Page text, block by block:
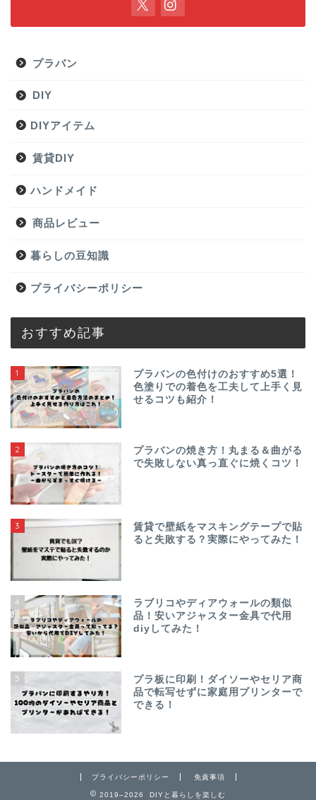
プラバン
DIY
DIYアイテム
賃貸DIY
ハンドメイド
商品レビュー
暮らしの豆知識
プライバシーポリシー
おすすめ記事
1
プラバンの色付けのおすすめ5選！
色塗りでの着色を工夫して上手く見
せるコツも紹介！
2
プラバンの焼き方！丸まる＆曲がる
で失敗しない真っ直ぐに焼くコツ！
3
賃貸で壁紙をマスキングテープで貼
ると失敗する？実際にやってみた！
4
ラブリコやディアウォールの類似
品！安いアジャスター金具で代用
diyしてみた！
5
プラ板に印刷！ダイソーやセリア商
品で転写せずに家庭用プリンターで
できる！
プライバシーポリシー 免責事項
2019–2026 DIYと暮らしを楽しむ